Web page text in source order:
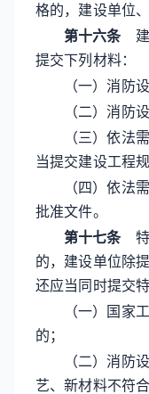
格的，建设单位
第十六条建
提交下列材料：
（一）消防
（二）消防
（三）依法
当提交建设工程
（四）依法
批准文件。
第十七条特
的，建设单位除
还应当同时提交
（一）国家
的；
（二）消防
艺、新材料不符